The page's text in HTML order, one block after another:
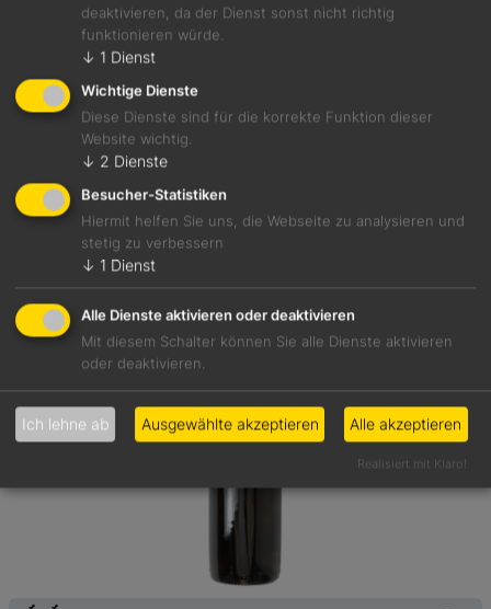
Weißwein
12,0 %
Details
deaktivieren, da der Dienst sonst nicht richtig
funktionieren würde.
↓ 1 Dienst
Wichtige Dienste
Diese Dienste sind für die korrekte Funktion dieser
Website wichtig.
↓ 2 Dienste
Besucher-Statistiken
Hiermit helfen Sie uns, die Webseite zu analysieren und
stetig zu verbessern
↓ 1 Dienst
Alle Dienste aktivieren oder deaktivieren
Mit diesem Schalter können Sie alle Dienste aktivieren
oder deaktivieren.
Ich lehne ab Ausgewählte akzeptieren Alle akzeptieren
Realisiert mit Klaro!